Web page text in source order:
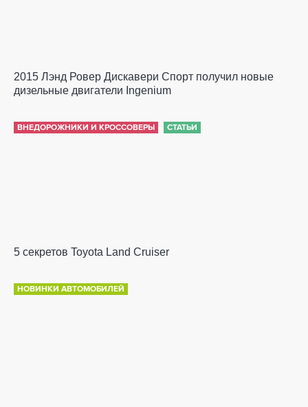
2015 Лэнд Ровер Дискавери Спорт получил новые
дизельные двигатели Ingenium
ВНЕДОРОЖНИКИ И КРОССОВЕРЫ СТАТЬИ
5 секретов Toyota Land Cruiser
НОВИНКИ АВТОМОБИЛЕЙ